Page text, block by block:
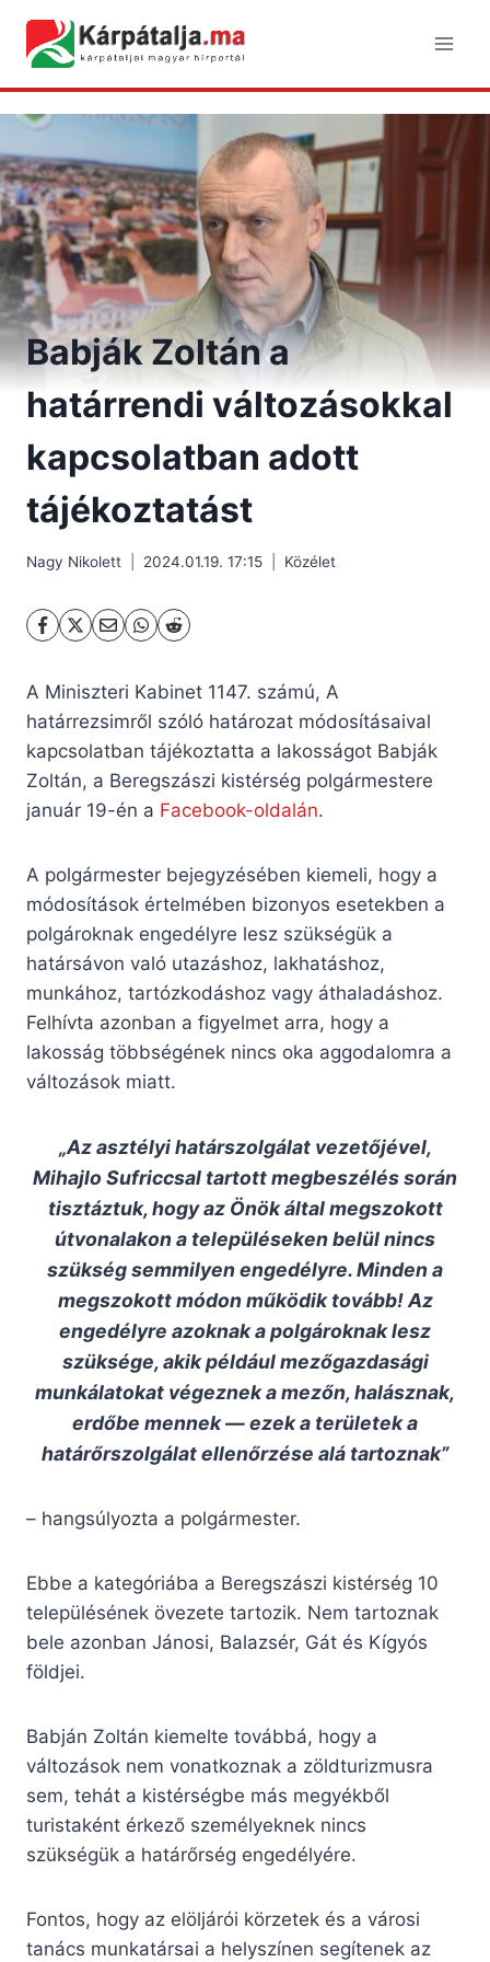
content
Babják Zoltán a
határrendi változásokkal
kapcsolatban adott
tájékoztatást
Nagy Nikolett 2024.01.19. 17:15 Közélet
A Miniszteri Kabinet 1147. számú, A
határrezsimről szóló határozat módosításaival
kapcsolatban tájékoztatta a lakosságot Babják
Zoltán, a Beregszászi kistérség polgármestere
január 19-én a Facebook-oldalán.
A polgármester bejegyzésében kiemeli, hogy a
módosítások értelmében bizonyos esetekben a
polgároknak engedélyre lesz szükségük a
határsávon való utazáshoz, lakhatáshoz,
munkához, tartózkodáshoz vagy áthaladáshoz.
Felhívta azonban a figyelmet arra, hogy a
lakosság többségének nincs oka aggodalomra a
változások miatt.
„Az asztélyi határszolgálat vezetőjével,
Mihajlo Sufriccsal tartott megbeszélés során
tisztáztuk, hogy az Önök által megszokott
útvonalakon a településeken belül nincs
szükség semmilyen engedélyre. Minden a
megszokott módon működik tovább! Az
engedélyre azoknak a polgároknak lesz
szüksége, akik például mezőgazdasági
munkálatokat végeznek a mezőn, halásznak,
erdőbe mennek — ezek a területek a
határőrszolgálat ellenőrzése alá tartoznak”
– hangsúlyozta a polgármester.
Ebbe a kategóriába a Beregszászi kistérség 10
településének övezete tartozik. Nem tartoznak
bele azonban Jánosi, Balazsér, Gát és Kígyós
földjei.
Babján Zoltán kiemelte továbbá, hogy a
változások nem vonatkoznak a zöldturizmusra
sem, tehát a kistérségbe más megyékből
turistaként érkező személyeknek nincs
szükségük a határőrség engedélyére.
Fontos, hogy az elöljárói körzetek és a városi
tanács munkatársai a helyszínen segítenek az